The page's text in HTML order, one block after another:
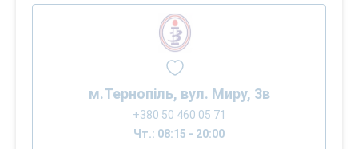
м.Тернопіль, вул. Миру, 3в
+380 50 460 05 71
Чт.: 08:15 - 20:00